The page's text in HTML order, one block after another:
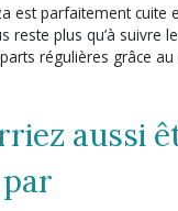
est parfaitement cuite
reste plus qu’à suivre
régulières grâce au
aussi